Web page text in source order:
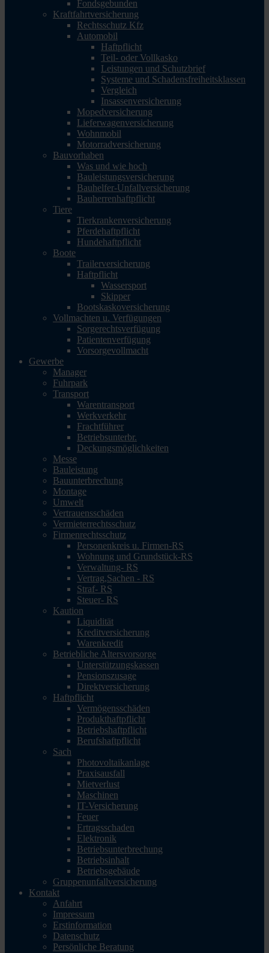
Fondsgebunden
Kraftfahrtversicherung
Rechtsschutz Kfz
Automobil
Haftpflicht
Teil- oder Vollkasko
Leistungen und Schutzbrief
Systeme und Schadensfreiheitsklassen
Vergleich
Insassenversicherung
Mopedversicherung
Lieferwagenversicherung
Wohnmobil
Motorradversicherung
Bauvorhaben
Was und wie hoch
Bauleistungsversicherung
Bauhelfer-Unfallversicherung
Bauherrenhaftpflicht
Tiere
Tierkrankenversicherung
Pferdehaftpflicht
Hundehaftpflicht
Boote
Trailerversicherung
Haftpflicht
Wassersport
Skipper
Bootskaskoversicherung
Vollmachten u. Verfügungen
Sorgerechtsverfügung
Patientenverfügung
Vorsorgevollmacht
Gewerbe
Manager
Fuhrpark
Transport
Warentransport
Werkverkehr
Frachtführer
Betriebsunterbr.
Deckungsmöglichkeiten
Messe
Bauleistung
Bauunterbrechung
Montage
Umwelt
Vertrauensschäden
Vermieterrechtsschutz
Firmenrechtsschutz
Personenkreis u. Firmen-RS
Wohnung und Grundstück-RS
Verwaltung- RS
Vertrag,Sachen - RS
Straf- RS
Steuer- RS
Kaution
Liquidität
Kreditversicherung
Warenkredit
Betriebliche Altersvorsorge
Unterstützungskassen
Pensionszusage
Direktversicherung
Haftpflicht
Vermögensschäden
Produkthaftpflicht
Betriebshaftpflicht
Berufshaftpflicht
Sach
Photovoltaikanlage
Praxisausfall
Mietverlust
Maschinen
IT-Versicherung
Feuer
Ertragsschaden
Elektronik
Betriebsunterbrechung
Betriebsinhalt
Betriebsgebäude
Gruppenunfallversicherung
Kontakt
Anfahrt
Impressum
Erstinformation
Datenschutz
Persönliche Beratung